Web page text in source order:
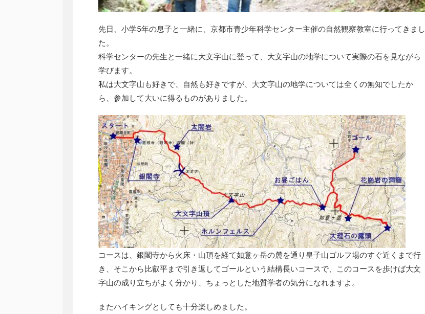
先日、小学5年の息子と一緒に、京都市青少年科学センター主催の自然観察教室に行ってきまし
た。
科学センターの先生と一緒に大文字山に登って、大文字山の地学について実際の石を見ながら
学びます。
私は大文字山も好きで、自然も好きですが、大文字山の地学については全くの無知でしたか
ら、参加して大いに得るものがありました。
コースは、銀閣寺から火床・山頂を経て如意ヶ岳の麓を通り皇子山ゴルフ場のすぐ近くまで行
き、そこから比叡平まで引き返してゴールという結構長いコースで、このコースを歩けば大文
字山の成り立ちがよく分かり、ちょっとした地質学者の気分になれますよ。
またハイキングとしても十分楽しめました。